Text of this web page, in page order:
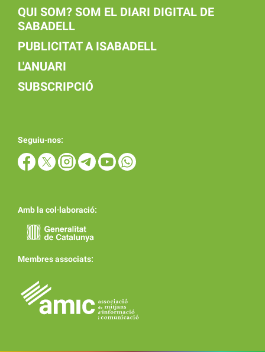
QUI SOM? SOM EL DIARI DIGITAL DE
SABADELL
PUBLICITAT A ISABADELL
L'ANUARI
SUBSCRIPCIÓ
Seguiu-nos:
Amb la col·laboració:
Membres associats: